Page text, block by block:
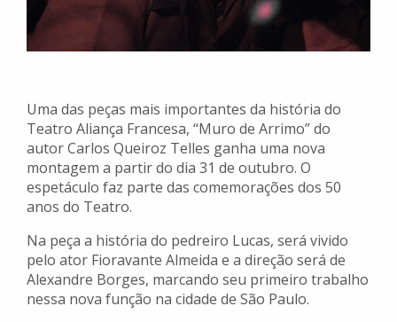
Uma das peças mais importantes da história do
Teatro Aliança Francesa, “Muro de Arrimo” do
autor Carlos Queiroz Telles ganha uma nova
montagem a partir do dia 31 de outubro. O
espetáculo faz parte das comemorações dos 50
anos do Teatro.
Na peça a história do pedreiro Lucas, será vivido
pelo ator Fioravante Almeida e a direção será de
Alexandre Borges, marcando seu primeiro trabalho
nessa nova função na cidade de São Paulo.